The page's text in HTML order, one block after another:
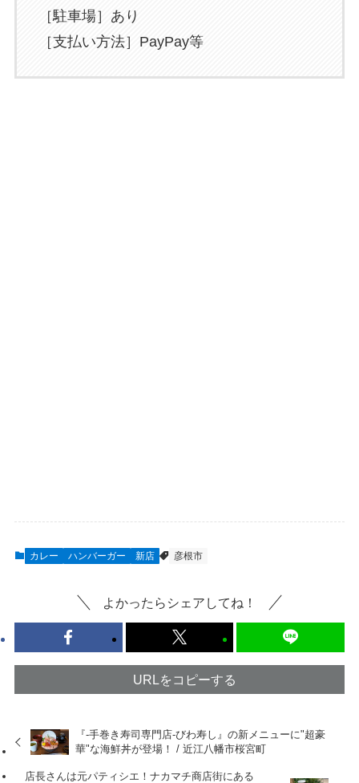
［駐車場］あり
［支払い方法］PayPay等
カレー ハンバーガー 新店 彦根市
よかったらシェアしてね！
URLをコピーする
『-手巻き寿司専門店-びわ寿し』の新メニューに"超豪
華"な海鮮丼が登場！ / 近江八幡市桜宮町
店長さんは元パティシエ！ナカマチ商店街にある